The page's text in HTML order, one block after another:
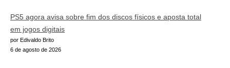
PS5 agora avisa sobre fim dos discos físicos e aposta total
em jogos digitais
por Edivaldo Brito
6 de agosto de 2026